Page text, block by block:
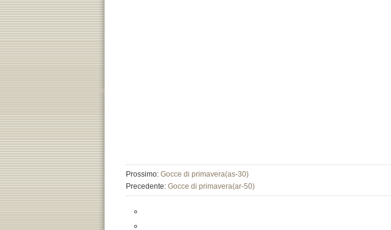
Prossimo: Gocce di primavera(as-30)
Precedente: Gocce di primavera(ar-50)